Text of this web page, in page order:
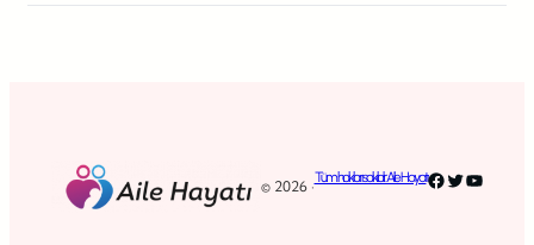
© 2026 ·
Tüm hakları saklıdır. Aile HayatıFacebook
Twitter